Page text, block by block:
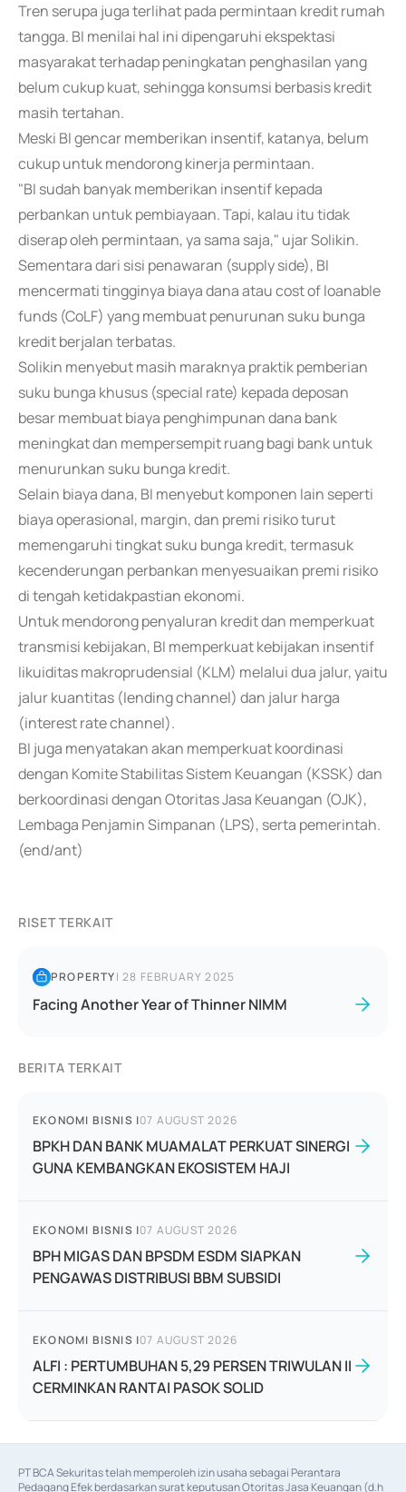
Tren serupa juga terlihat pada permintaan kredit rumah
tangga. BI menilai hal ini dipengaruhi ekspektasi
masyarakat terhadap peningkatan penghasilan yang
belum cukup kuat, sehingga konsumsi berbasis kredit
masih tertahan.
Meski BI gencar memberikan insentif, katanya, belum
cukup untuk mendorong kinerja permintaan.
"BI sudah banyak memberikan insentif kepada
perbankan untuk pembiayaan. Tapi, kalau itu tidak
diserap oleh permintaan, ya sama saja," ujar Solikin.
Sementara dari sisi penawaran (supply side), BI
mencermati tingginya biaya dana atau cost of loanable
funds (CoLF) yang membuat penurunan suku bunga
kredit berjalan terbatas.
Solikin menyebut masih maraknya praktik pemberian
suku bunga khusus (special rate) kepada deposan
besar membuat biaya penghimpunan dana bank
meningkat dan mempersempit ruang bagi bank untuk
menurunkan suku bunga kredit.
Selain biaya dana, BI menyebut komponen lain seperti
biaya operasional, margin, dan premi risiko turut
memengaruhi tingkat suku bunga kredit, termasuk
kecenderungan perbankan menyesuaikan premi risiko
di tengah ketidakpastian ekonomi.
Untuk mendorong penyaluran kredit dan memperkuat
transmisi kebijakan, BI memperkuat kebijakan insentif
likuiditas makroprudensial (KLM) melalui dua jalur, yaitu
jalur kuantitas (lending channel) dan jalur harga
(interest rate channel).
BI juga menyatakan akan memperkuat koordinasi
dengan Komite Stabilitas Sistem Keuangan (KSSK) dan
berkoordinasi dengan Otoritas Jasa Keuangan (OJK),
Lembaga Penjamin Simpanan (LPS), serta pemerintah.
(end/ant)
RISET TERKAIT
PROPERTY|28 FEBRUARY 2025
Facing Another Year of Thinner NIMM
BERITA TERKAIT
EKONOMI BISNIS |07 AUGUST 2026
BPKH DAN BANK MUAMALAT PERKUAT SINERGI
GUNA KEMBANGKAN EKOSISTEM HAJI
EKONOMI BISNIS |07 AUGUST 2026
BPH MIGAS DAN BPSDM ESDM SIAPKAN
PENGAWAS DISTRIBUSI BBM SUBSIDI
EKONOMI BISNIS |07 AUGUST 2026
ALFI : PERTUMBUHAN 5,29 PERSEN TRIWULAN II
CERMINKAN RANTAI PASOK SOLID
PT BCA Sekuritas telah memperoleh izin usaha sebagai Perantara
Pedagang Efek berdasarkan surat keputusan Otoritas Jasa Keuangan (d.h